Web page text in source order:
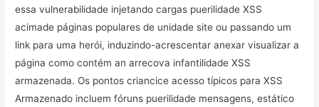
essa vulnerabilidade injetando cargas puerilidade XSS
acimade páginas populares de unidade site ou passando um
link para uma herói, induzindo-acrescentar anexar visualizar a
página como contém an arrecova infantilidade XSS
armazenada. Os pontos criancice acesso típicos para XSS
Armazenado incluem fóruns puerilidade mensagens, estático